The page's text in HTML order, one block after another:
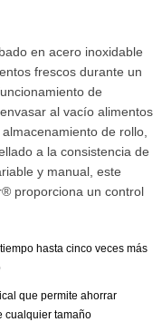
en acero inoxidable
frescos durante un
de
al vacío alimentos
de rollo,
a la consistencia de
y manual, este
proporciona un control
hasta cinco veces más
que permite ahorrar
cualquier tamaño